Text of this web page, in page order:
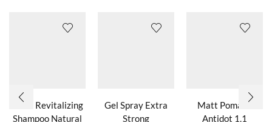
Nº04 Revitalizing
Shampoo Natural
Gel Spray Extra
Strong
Matt Pomade
Antidot 1.1